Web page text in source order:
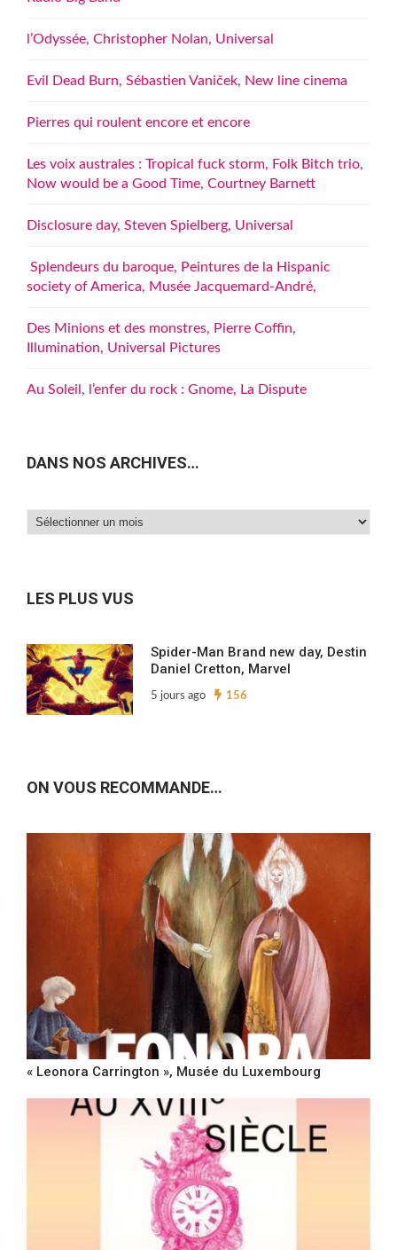
l’Odyssée, Christopher Nolan, Universal
Evil Dead Burn, Sébastien Vaniček, New line cinema
Pierres qui roulent encore et encore
Les voix australes : Tropical fuck storm, Folk Bitch trio,
Now would be a Good Time, Courtney Barnett
Disclosure day, Steven Spielberg, Universal
Splendeurs du baroque, Peintures de la Hispanic
society of America, Musée Jacquemard-André,
Des Minions et des monstres, Pierre Coffin,
Illumination, Universal Pictures
Au Soleil, l’enfer du rock : Gnome, La Dispute
DANS NOS ARCHIVES…
Dans
LES PLUS VUS
Spider-Man Brand new day, Destin
Daniel Cretton, Marvel
5 jours ago 156
ON VOUS RECOMMANDE…
« Leonora Carrington », Musée du Luxembourg